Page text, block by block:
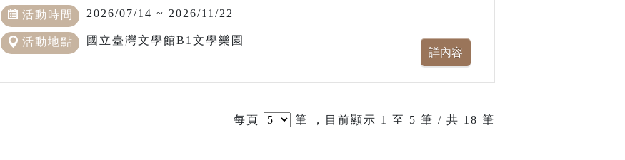
活動時間 2026/07/14 ~ 2026/11/22
活動地點 國立臺灣文學館B1文學樂園
每頁 筆 ，目前顯示 1 至 5 筆 / 共 18 筆